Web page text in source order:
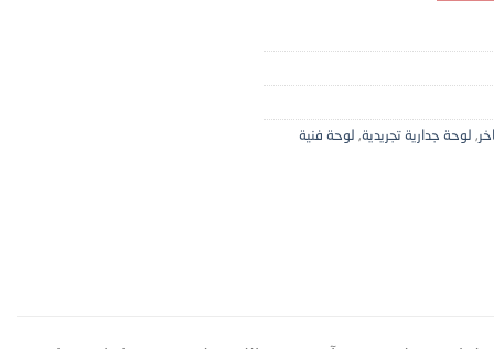
, لوحة جدارية تجريدية,
لوحة فنية